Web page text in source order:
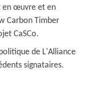
en œuvre et en
Carbon Timber
CaSCo.
de L'Alliance
signataires.